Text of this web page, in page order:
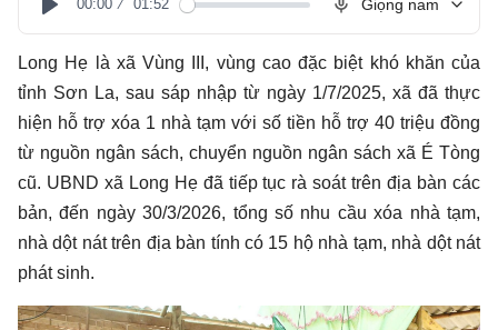
Play
00:00 01:52 Giọng nam
Long Hẹ là xã Vùng III, vùng cao đặc biệt khó khăn của
tỉnh Sơn La, sau sáp nhập từ ngày 1/7/2025, xã đã thực
hiện hỗ trợ xóa 1 nhà tạm với số tiền hỗ trợ 40 triệu đồng
từ nguồn ngân sách, chuyển nguồn ngân sách xã É Tòng
cũ. UBND xã Long Hẹ đã tiếp tục rà soát trên địa bàn các
bản, đến ngày 30/3/2026, tổng số nhu cầu xóa nhà tạm,
nhà dột nát trên địa bàn tính có 15 hộ nhà tạm, nhà dột nát
phát sinh.